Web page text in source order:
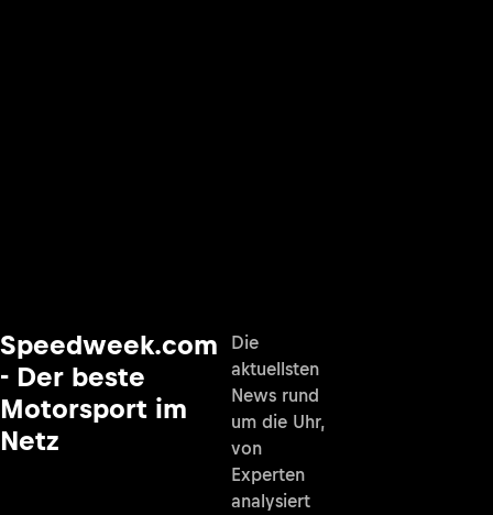
Speedweek.com
- Der beste
Motorsport im
Netz
Die
aktuellsten
News rund
um die Uhr,
von
Experten
analysiert